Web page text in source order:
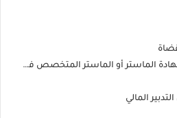
المالي